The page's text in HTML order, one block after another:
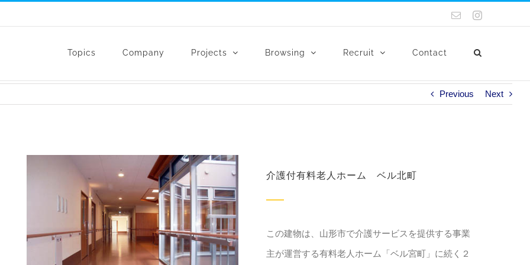
電
子
Instagram
Topics Company Projects Browsing Recruit Contact
Previous Next
介護付有料老人ホーム ベル北町
この建物は、山形市で介護サービスを提供する事業
主が運営する有料老人ホーム「ベル宮町」に続く２